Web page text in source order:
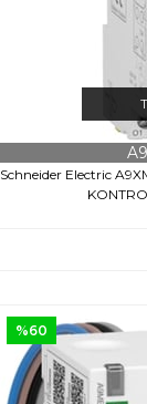
Schneider Electric
%60